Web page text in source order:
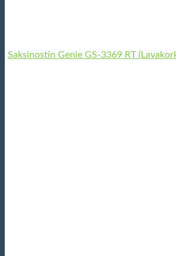
Saksinostin Genie GS-3369 RT